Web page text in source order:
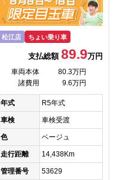
松江店 ちょい乗り車
支払総額89.9万円
車両本体
80.3万円
諸費用
9.6万円
年式 R5年式
車検 車検受渡
色 ベージュ
走行距離 14,438Km
管理番号 53629